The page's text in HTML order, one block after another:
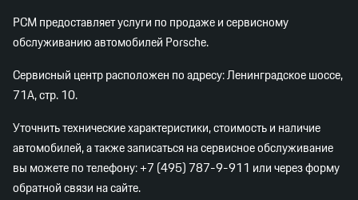
PCM предоставляет услуги по продаже и сервисному
обслуживанию автомобилей Porsche.
Сервисный центр расположен по адресу: Ленинградское шоссе,
71А, стр. 10.
Уточнить технические характеристики, стоимость и наличие
автомобилей, а также записаться на сервисное обслуживание
вы можете по телефону:+7 (495) 787-9-911 или через форму
обратной связи на сайте.